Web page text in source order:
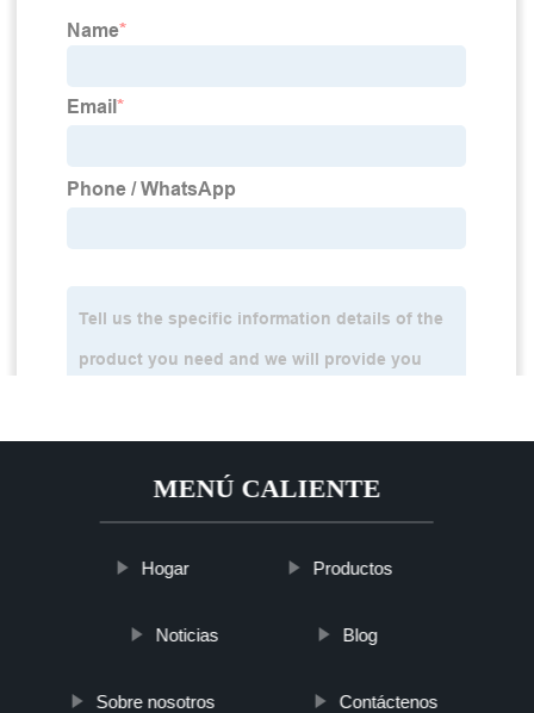
MENÚ CALIENTE
Hogar Productos
Noticias Blog
Sobre nosotros Contáctenos